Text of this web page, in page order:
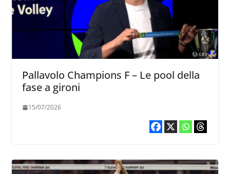
Pallavolo Champions F – Le pool della
fase a gironi
15/07/2026